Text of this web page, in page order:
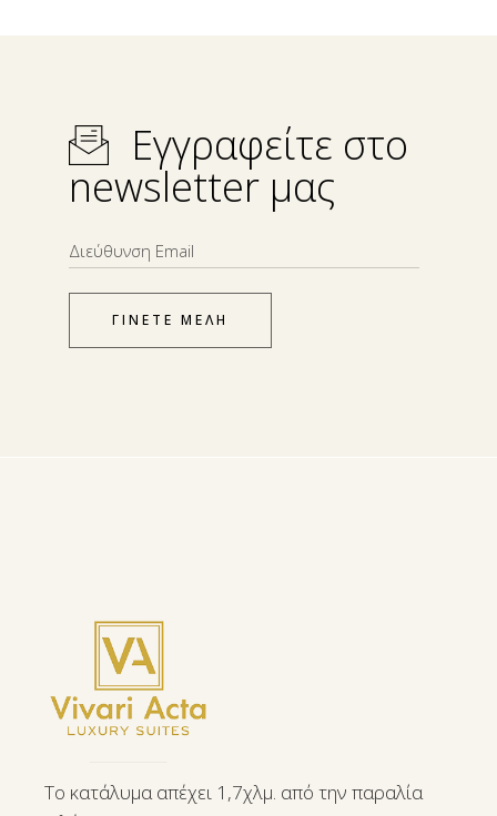
Εγγραφείτε στο
newsletter μας
ΓΙΝΕΤΕ ΜΕΛΗ
Το κατάλυμα απέχει 1,7χλμ. από την παραλία